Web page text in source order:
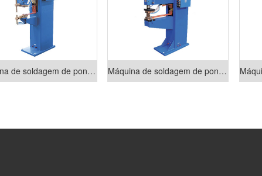
Máquina de soldagem de ponto pneumática da série DN Máquina de soldagem de ponto pneumática da série DP